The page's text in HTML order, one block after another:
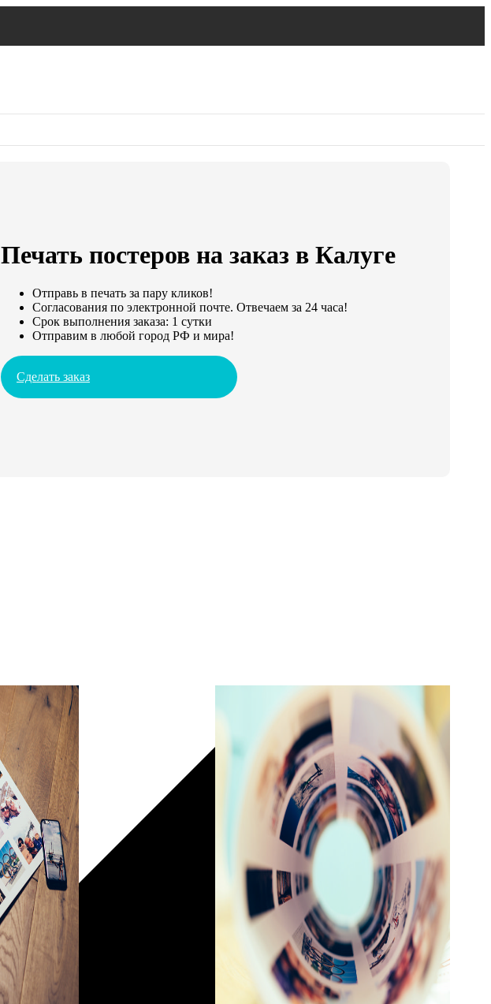
Печать постеров на заказ в Калуге
Отправь в печать за пару кликов!
Согласования по электронной почте. Отвечаем за 24 часа!
Срок выполнения заказа: 1 сутки
Отправим в любой город РФ и мира!
Сделать заказ